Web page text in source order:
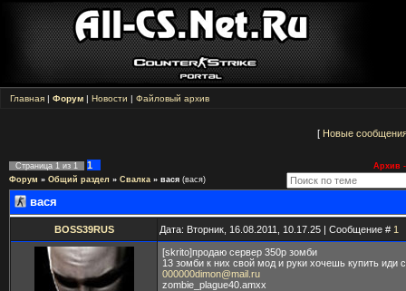
Главная | Форум | Новости | Файловый архив
[ Новые
Страница 1 из 1 1
Архив -
Форум » Общий раздел » Свалка » вася (вася)
вася
BOSS39RUS Дата: Вторник, 16.08.2011, 10.17.25 | Сообщение # 1
[skrito]продаю сервер 350р зомби
13 зомби к них свой мод и руки хочешь купить иди
000000dimon@mail.ru
zombie_plague40.amxx